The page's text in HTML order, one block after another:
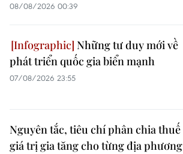
08/08/2026 00:39
Những tư duy mới về
phát triển quốc gia biển mạnh
07/08/2026 23:55
Nguyên tắc, tiêu chí phân chia thuế
giá trị gia tăng cho từng địa phương